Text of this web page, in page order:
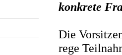
konkrete
Die
rege